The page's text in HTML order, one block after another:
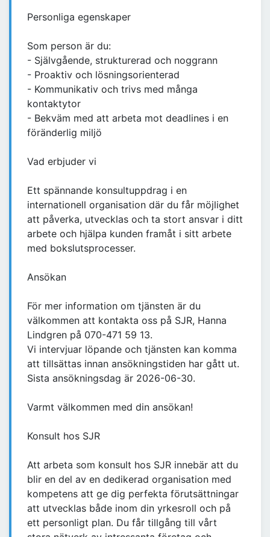
Personliga egenskaper
Som person är du:
- Självgående, strukturerad och noggrann
- Proaktiv och lösningsorienterad
- Kommunikativ och trivs med många
kontaktytor
- Bekväm med att arbeta mot deadlines i en
föränderlig miljö
Vad erbjuder vi
Ett spännande konsultuppdrag i en
internationell organisation där du får möjlighet
att påverka, utvecklas och ta stort ansvar i ditt
arbete och hjälpa kunden framåt i sitt arbete
med bokslutsprocesser.
Ansökan
För mer information om tjänsten är du
välkommen att kontakta oss på SJR, Hanna
Lindgren på 070-471 59 13.
Vi intervjuar löpande och tjänsten kan komma
att tillsättas innan ansökningstiden har gått ut.
Sista ansökningsdag är 2026-06-30.
Varmt välkommen med din ansökan!
Konsult hos SJR
Att arbeta som konsult hos SJR innebär att du
blir en del av en dedikerad organisation med
kompetens att ge dig perfekta förutsättningar
att utvecklas både inom din yrkesroll och på
ett personligt plan. Du får tillgång till vårt